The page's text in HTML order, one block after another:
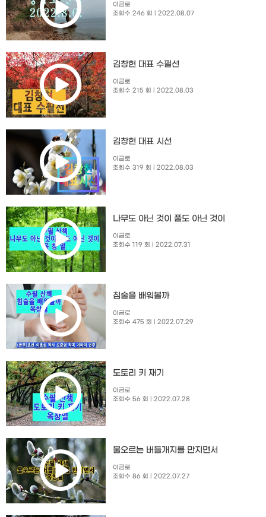
이금로
조회수 246 회
| 2022.08.07
김창현 대표 수필선
이금로
조회수 215 회
| 2022.08.03
김창현 대표 시선
이금로
조회수 319 회
| 2022.08.03
나무도 아닌 것이 풀도 아닌 것이
이금로
조회수 119 회
| 2022.07.31
침술을 배워볼까
이금로
조회수 475 회
| 2022.07.29
도토리 키 재기
이금로
조회수 56 회
| 2022.07.28
물오르는 버들개지를 만지면서
이금로
조회수 86 회
| 2022.07.27